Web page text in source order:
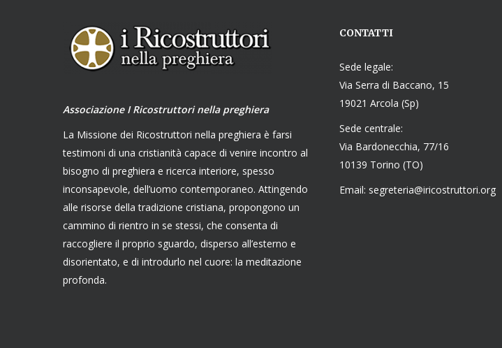
Associazione I Ricostruttori nella preghiera
La Missione dei Ricostruttori nella preghiera è farsi
testimoni di una cristianità capace di venire incontro al
bisogno di preghiera e ricerca interiore, spesso
inconsapevole, dell’uomo contemporaneo. Attingendo
alle risorse della tradizione cristiana, propongono un
cammino di rientro in se stessi, che consenta di
raccogliere il proprio sguardo, disperso all’esterno e
disorientato, e di introdurlo nel cuore: la meditazione
profonda.
CONTATTI
Sede legale:
Via Serra di Baccano, 15
19021 Arcola (Sp)
Sede centrale:
Via Bardonecchia, 77/16
10139 Torino (TO)
Email: segreteria@iricostruttori.org